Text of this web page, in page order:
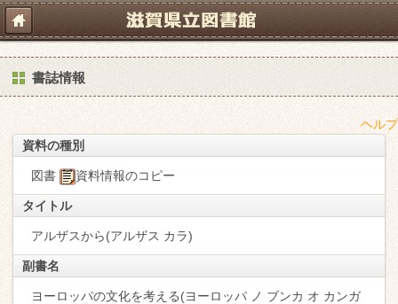
書誌情報
ヘルプ
資料の種別
図書 資料情報のコピー
タイトル
アルザスから(アルザス カラ)
副書名
ヨーロッパの文化を考える(ヨーロッパ ノ ブンカ オ カンガ